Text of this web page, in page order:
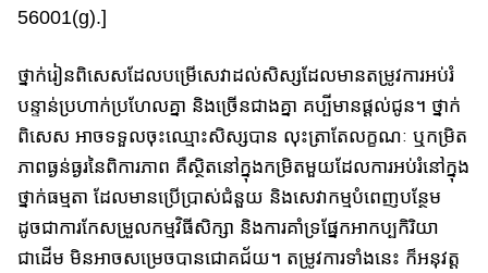
56001(g).]
ថ្នាក់រៀន​​ពិសេសដែលបម្រើ​សេវា​ដល់​​សិស្សដែលមានតម្រូវការអប់រំ
បន្ទាន់​ប្រហា​​​ក់​​ប្រហែលគ្នា​ និងច្រើនជាងគ្នា​ ​គប្បី​មានផ្តល់ជូន​។ ថ្នាក់
ពិសេស អាច​ទទួ​ល​​​​ចុះឈ្មោះសិស្សបាន លុះត្រាតែ​លក្ខណៈ ឬកម្រិត​
ភាពធ្ងន់ធ្ងរនៃ​ពិការភាព​ គឺ​ស្ថិត​នៅក្នុង​កម្រិត​មួយ​ដែល​ការអប់រំ​នៅក្នុង​
ថ្នាក់ធម្មតា​ ដែលមាន​​ប្រើប្រាស់ជំនួយ និង​​សេវាកម្មបំពេញ​បន្ថែម​
ដូចជា​ការ​កែសម្រួល​កម្មវិធីសិក្សា និងការគាំទ្រ​​ផ្នែក​អាក​ប្បកិរិយា
ជាដើម​​ មិនអាចសម្រេច​បានជោគជ័យ​។ តម្រូវការ​ទាំងនេះ ក៏​អនុវត្ត